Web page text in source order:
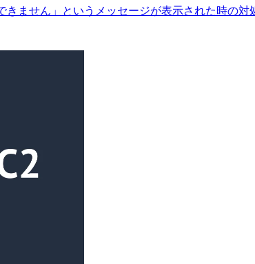
ません」というメッセージが表示された時の対